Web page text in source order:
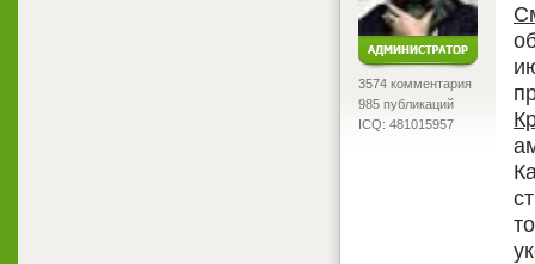
3574 комментария
985 публикаций
ICQ: 481015957